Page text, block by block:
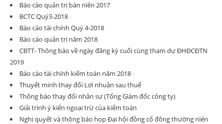
Báo cáo quản trị bán niên 2017
BCTC Quý3-2018
Báo cáo tài chính Quý 4-2018
Báo cáo quản trị năm 2018
CBTT- Thông báo về ngày đăng ký cuối cùng tham dự ĐHĐCĐTN
2019
Báo cáo tài chính kiểm toán năm 2018
Thuyết minh thay đổi Lợi nhuận sau thuế
Thông báo thay đổi nhân sự (Tổng Giám đốc công ty)
Giải trình ý kiến ngoại trừ của kiểm toán
Nghị quyết và thông báo họp Đại hội đồng cổ đông thường niên